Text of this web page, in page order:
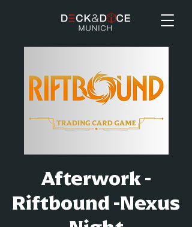
Afterwork -
Riftbound -Nexus